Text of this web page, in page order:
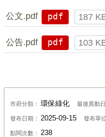
公文.pdf pdf 187
公告.pdf pdf 103
市府分類： 環保綠化 最後異動
發布日期： 2025-09-15 發布單
點閱次數： 238